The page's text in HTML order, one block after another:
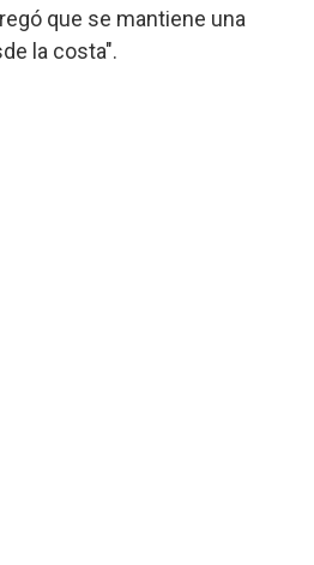
que se mantiene una
la costa".